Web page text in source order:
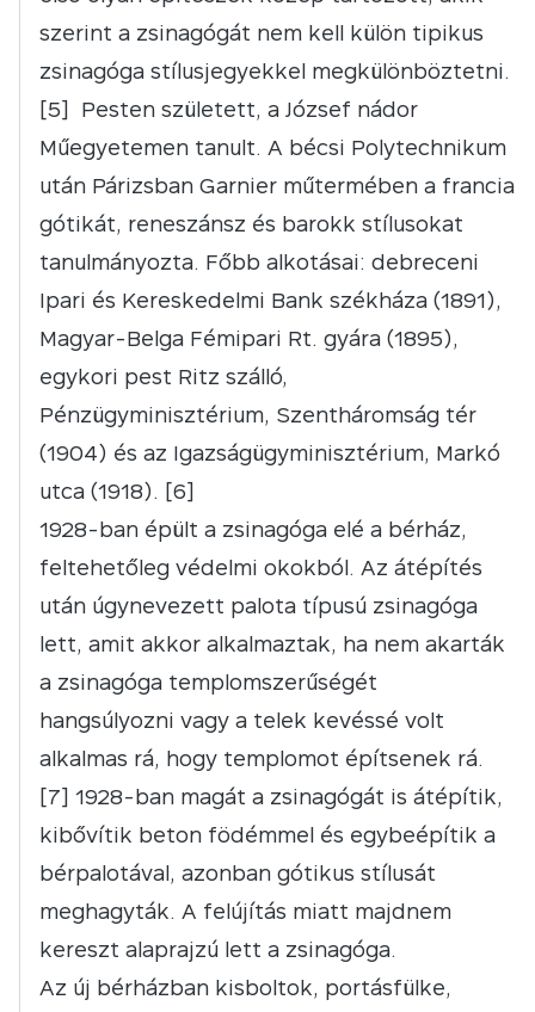
szerint a zsinagógát nem kell külön tipikus
zsinagóga stílusjegyekkel megkülönböztetni.
[5] Pesten született, a József nádor
Műegyetemen tanult. A bécsi Polytechnikum
után Párizsban Garnier műtermében a francia
gótikát, reneszánsz és barokk stílusokat
tanulmányozta. Főbb alkotásai: debreceni
Ipari és Kereskedelmi Bank székháza (1891),
Magyar-Belga Fémipari Rt. gyára (1895),
egykori pest Ritz szálló,
Pénzügyminisztérium, Szentháromság tér
(1904) és az Igazságügyminisztérium, Markó
utca (1918). [6]
1928-ban épült a zsinagóga elé a bérház,
feltehetőleg védelmi okokból. Az átépítés
után úgynevezett palota típusú zsinagóga
lett, amit akkor alkalmaztak, ha nem akarták
a zsinagóga templomszerűségét
hangsúlyozni vagy a telek kevéssé volt
alkalmas rá, hogy templomot építsenek rá.
[7] 1928-ban magát a zsinagógát is átépítik,
kibővítik beton födémmel és egybeépítik a
bérpalotával, azonban gótikus stílusát
meghagyták. A felújítás miatt majdnem
kereszt alaprajzú lett a zsinagóga.
Az új bérházban kisboltok, portásfülke,